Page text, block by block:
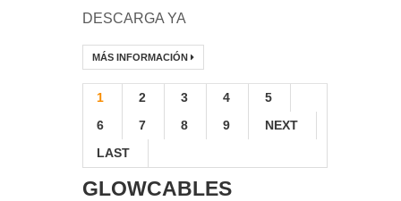
DESCARGA YA
MÁS INFORMACIÓN
1 2 3 4
5
6
7 8 9
NEXT
LAST
GLOWCABLES